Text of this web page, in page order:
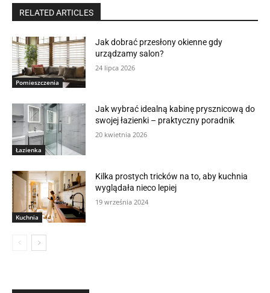
RELATED ARTICLES
Pomieszczenia
Jak dobrać przesłony okienne gdy
urządzamy salon?
24 lipca 2026
Łazienka
Jak wybrać idealną kabinę prysznicową do
swojej łazienki – praktyczny poradnik
20 kwietnia 2026
Kuchnia
Kilka prostych tricków na to, aby kuchnia
wyglądała nieco lepiej
19 września 2024